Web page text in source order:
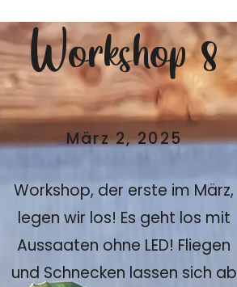
Workshop 8
März 2, 2025
Workshop, der erste im März,
legen wir los! Es geht los mit
Aussaaten ohne LED! Fliegen
und Schnecken lassen sich ab